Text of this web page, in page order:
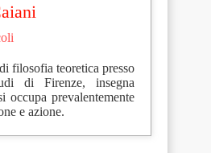
filosofia teoretica presso
di Firenze, insegna
occupa prevalentemente
e azione.